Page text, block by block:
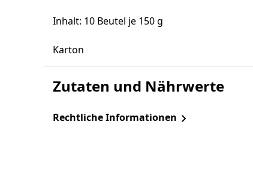
Inhalt: 10 Beutel je 150 g
Karton
Zutaten und Nährwerte
Rechtliche Informationen